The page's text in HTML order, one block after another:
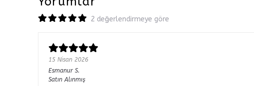
2 değerlendirmeye göre
15 Nisan 2026
Esmanur S.
Satın Alınmış